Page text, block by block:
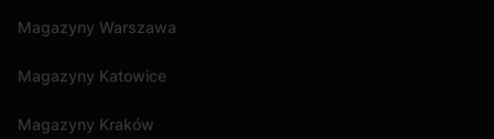
Magazyny Warszawa
Magazyny Katowice
Magazyny Kraków